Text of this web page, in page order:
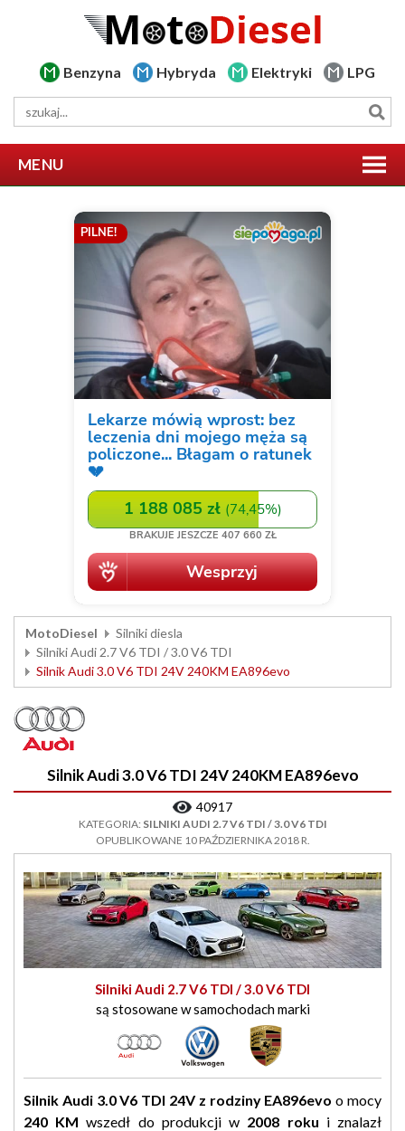
Benzyna Hybryda Elektryki LPG
MENU
MotoDiesel
Silniki diesla
Silniki Audi 2.7 V6 TDI / 3.0 V6 TDI
Silnik Audi 3.0 V6 TDI 24V 240KM EA896evo
Silnik Audi 3.0 V6 TDI 24V 240KM EA896evo
40917
KATEGORIA: SILNIKI AUDI 2.7 V6 TDI / 3.0 V6 TDI
OPUBLIKOWANE 10 PAŹDZIERNIKA 2018 R.
Silniki Audi 2.7 V6 TDI / 3.0 V6 TDI
są stosowane w samochodach marki
Silnik Audi 3.0 V6 TDI 24V z rodziny EA896evo o mocy
240 KM wszedł do produkcji w 2008 roku i znalazł